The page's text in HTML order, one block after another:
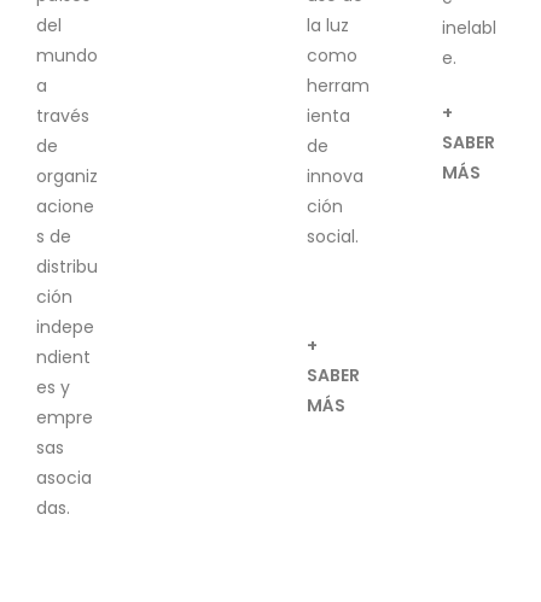
del
mundo
a
través
de
organiz
acione
s de
distribu
ción
indepe
ndient
es y
empre
sas
asocia
das.
la luz
como
herram
ienta
de
innova
ción
social.
+
SABER
MÁS
inelabl
e.
+
SABER
MÁS